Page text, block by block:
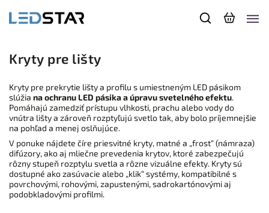
Kryty pre lišty
Kryty pre prekrytie lišty a profilu s umiestneným LED pásikom
slúžia na ochranu LED pásika a úpravu svetelného efektu.
Pomáhajú zamedziť prístupu vlhkosti, prachu alebo vody do
vnútra lišty a zároveň rozptyľujú svetlo tak, aby bolo príjemnejšie
na pohľad a menej oslňujúce.
V ponuke nájdete číre priesvitné kryty, matné a „frost“ (námraza)
difúzory, ako aj mliečne prevedenia krytov, ktoré zabezpečujú
rôzny stupeň rozptylu svetla a rôzne vizuálne efekty. Kryty sú
dostupné ako zasúvacie alebo „klik“ systémy, kompatibilné s
povrchovými, rohovými, zapustenými, sadrokartónovými aj
podobkladovými profilmi.